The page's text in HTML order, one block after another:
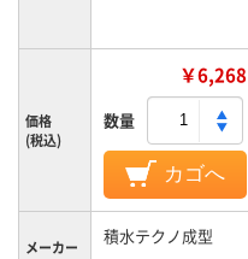
価格
(税込)
￥6,268
数量
カゴへ
メーカー 積水テクノ成型